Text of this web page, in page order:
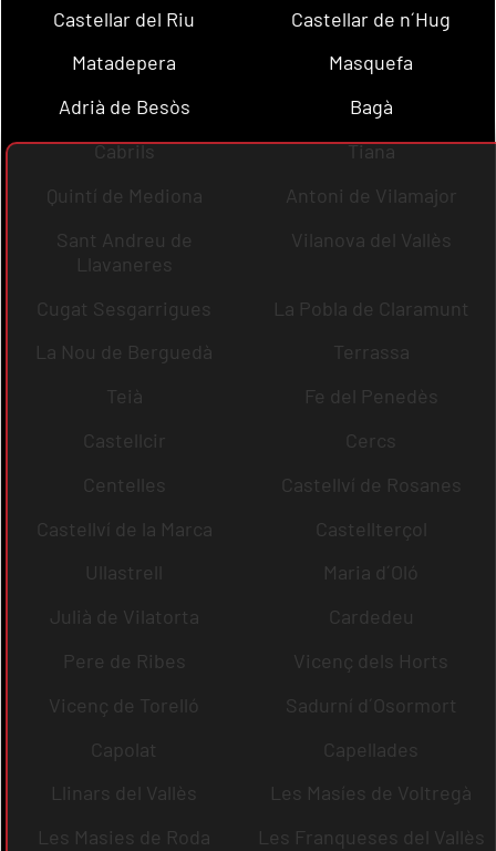
Castellar del Riu
Castellar de n´Hug
Matadepera
Masquefa
Adrià de Besòs
Bagà
Cabrils
Tiana
Quintí de Mediona
Antoni de Vilamajor
Sant Andreu de
Llavaneres
Vilanova del Vallès
Cugat Sesgarrigues
La Pobla de Claramunt
La Nou de Berguedà
Terrassa
Teià
Fe del Penedès
Castellcir
Cercs
Centelles
Castellví de Rosanes
Castellví de la Marca
Castellterçol
Ullastrell
Maria d´Oló
Julià de Vilatorta
Cardedeu
Pere de Ribes
Vicenç dels Horts
Vicenç de Torelló
Sadurní d´Osormort
Capolat
Capellades
Llinars del Vallès
Les Masíes de Voltregà
Les Masies de Roda
Les Franqueses del Vallès